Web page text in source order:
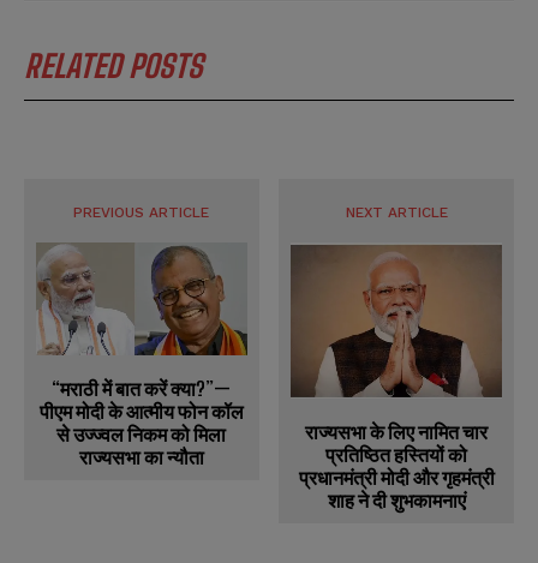
RELATED POSTS
PREVIOUS ARTICLE
“मराठी में बात करें क्या?”—
पीएम मोदी के आत्मीय फोन कॉल
से उज्ज्वल निकम को मिला
राज्यसभा का न्यौता
NEXT ARTICLE
राज्यसभा के लिए नामित चार
प्रतिष्ठित हस्तियों को
प्रधानमंत्री मोदी और गृहमंत्री
शाह ने दी शुभकामनाएं